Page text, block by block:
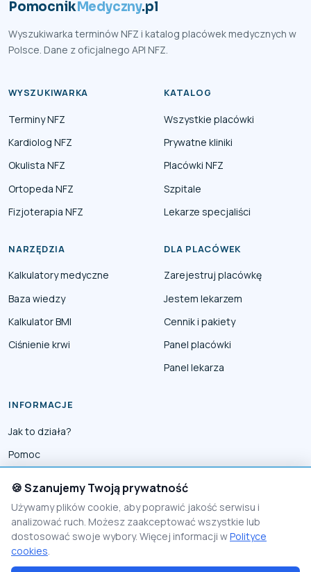
PomocnikMedyczny.pl
Wyszukiwarka terminów NFZ i katalog placówek medycznych w
Polsce. Dane z oficjalnego API NFZ.
WYSZUKIWARKA
Terminy NFZ
Kardiolog NFZ
Okulista NFZ
Ortopeda NFZ
Fizjoterapia NFZ
KATALOG
Wszystkie placówki
Prywatne kliniki
Placówki NFZ
Szpitale
Lekarze specjaliści
NARZĘDZIA
Kalkulatory medyczne
Baza wiedzy
Kalkulator BMI
Ciśnienie krwi
DLA PLACÓWEK
Zarejestruj placówkę
Jestem lekarzem
Cennik i pakiety
Panel placówki
Panel lekarza
INFORMACJE
Jak to działa?
Pomoc
Reklama
Polityka prywatności
Polityka Cookies
🍪 Szanujemy Twoją prywatność
Używamy plików cookie, aby poprawić jakość serwisu i
analizować ruch. Możesz zaakceptować wszystkie lub
dostosować swoje wybory. Więcej informacji wPolityce
cookies.